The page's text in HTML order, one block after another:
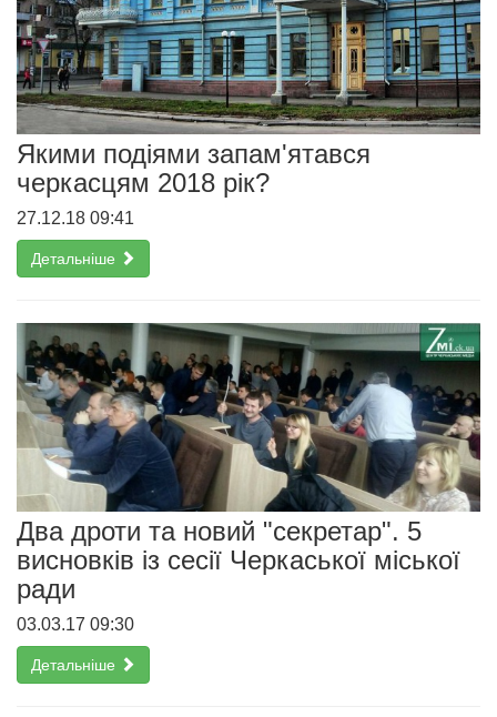
Якими подіями запам'ятався
черкасцям 2018 рік?
27.12.18 09:41
Детальніше
Два дроти та новий "секретар". 5
висновків із сесії Черкаської міської
ради
03.03.17 09:30
Детальніше